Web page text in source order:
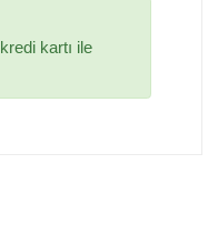
kartı ile